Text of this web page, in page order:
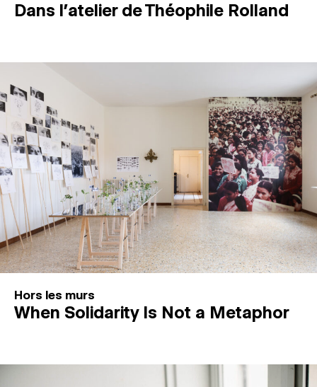
Dans l’atelier de Théophile Rolland
Hors les murs
When Solidarity Is Not a Metaphor